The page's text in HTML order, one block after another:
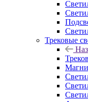
Трековые